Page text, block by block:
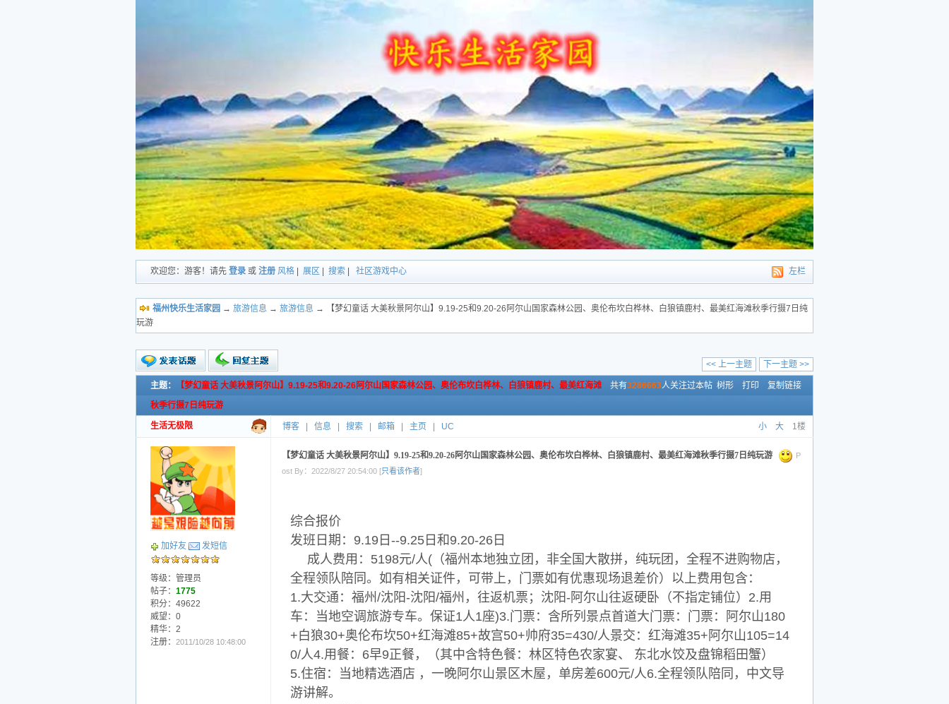
左栏
欢迎您：游客！请先 登录 或 注册 风格 展区 搜索| 社区游戏中心
福州快乐生活家园 → 旅游信息→ 旅游信息→ 【梦幻童话 大美秋景阿尔山】9.19-25和9.20-26阿尔山国家森林公园、奥伦布坎白桦林、白狼镇鹿村、最美红海滩秋季行摄7日纯
玩游
新的主题
投票帖
交易帖
小字报
下一主题 >>
<< 上一主题
共有3286663人关注过本帖 树形 打印 复制链接
主题：
【梦幻童话 大美秋景阿尔山】9.19-25和9.20-26阿尔山国家森林公园、奥伦布坎白桦林、白狼镇鹿村、最美红海滩
秋季行摄7日纯玩游
生活无极限 小 大 1楼
博客 信息 搜索 邮箱 主页 UC
加好友 发短信
等级：管理员
帖子： 1775
积分：49622
威望：0
精华：2
注册： 2011/10/28 10:48:00
【梦幻童话 大美秋景阿尔山】9.19-25和9.20-26阿尔山国家森林公园、奥伦布坎白桦林、白狼镇鹿村、最美红海滩秋季行摄7日纯玩游
P
ost By：2022/8/27 20:54:00 [只看该作者]
综合报价
发班日期：9.19日--9.25日和9.20-26日
成人费用：5198元/人(（福州本地独立团，非全国大散拼，纯玩团，全程不进购物店，
全程领队陪同。如有相关证件，可带上，门票如有优惠现场退差价）以上费用包含：
1.大交通：福州/沈阳-沈阳/福州，往返机票；沈阳-阿尔山往返硬卧（不指定铺位）2.用
车：当地空调旅游专车。保证1人1座)3.门票：含所列景点首道大门票：门票：阿尔山180
+白狼30+奥伦布坎50+红海滩85+故宫50+帅府35=430/人景交：红海滩35+阿尔山105=14
0/人4.用餐：6早9正餐，（其中含特色餐：林区特色农家宴、 东北水饺及盘锦稻田蟹）
5.住宿：当地精选酒店 ，一晚阿尔山景区木屋，单房差600元/人6.全程领队陪同，中文导
游讲解。